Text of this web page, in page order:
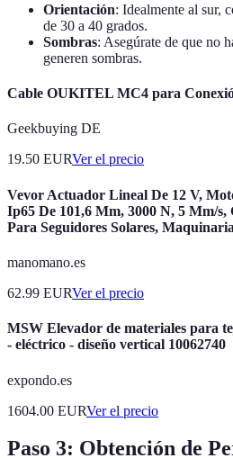
Orientación: Idealmente al sur,
de 30 a 40 grados.
Sombras: Asegúrate de que no
generen sombras.
Cable OUKITEL MC4 para
Geekbuying DE
19.50 EURVer el precio
Vevor Actuador Lineal De 12 V,
Ip65 De 101,6 Mm, 3000 N, 5 Mm/
Para Seguidores Solares, Maquinaria
manomano.es
62.99 EURVer el precio
MSW Elevador de materiales para
- eléctrico - diseño vertical 10062740
expondo.es
1604.00 EURVer el precio
Paso 3: Obtención de